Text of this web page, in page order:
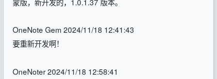
OneNote Gem 2024/11/18 12:41:43
要重新开发啊！
OneNoter 2024/11/18 12:58:41